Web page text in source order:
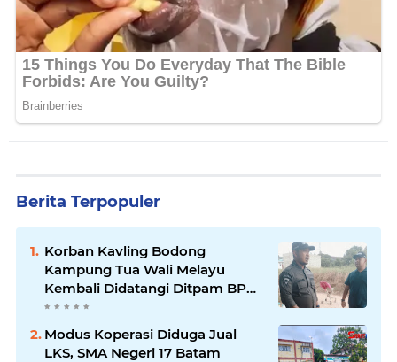
Berita Terpopuler
Korban Kavling Bodong
Kampung Tua Wali Melayu
Kembali Didatangi Ditpam BP
Batam
Modus Koperasi Diduga Jual
LKS, SMA Negeri 17 Batam